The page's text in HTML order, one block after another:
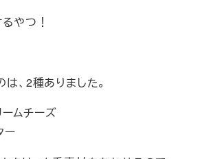
やつ！
、2種ありました。
ムチーズ
ー